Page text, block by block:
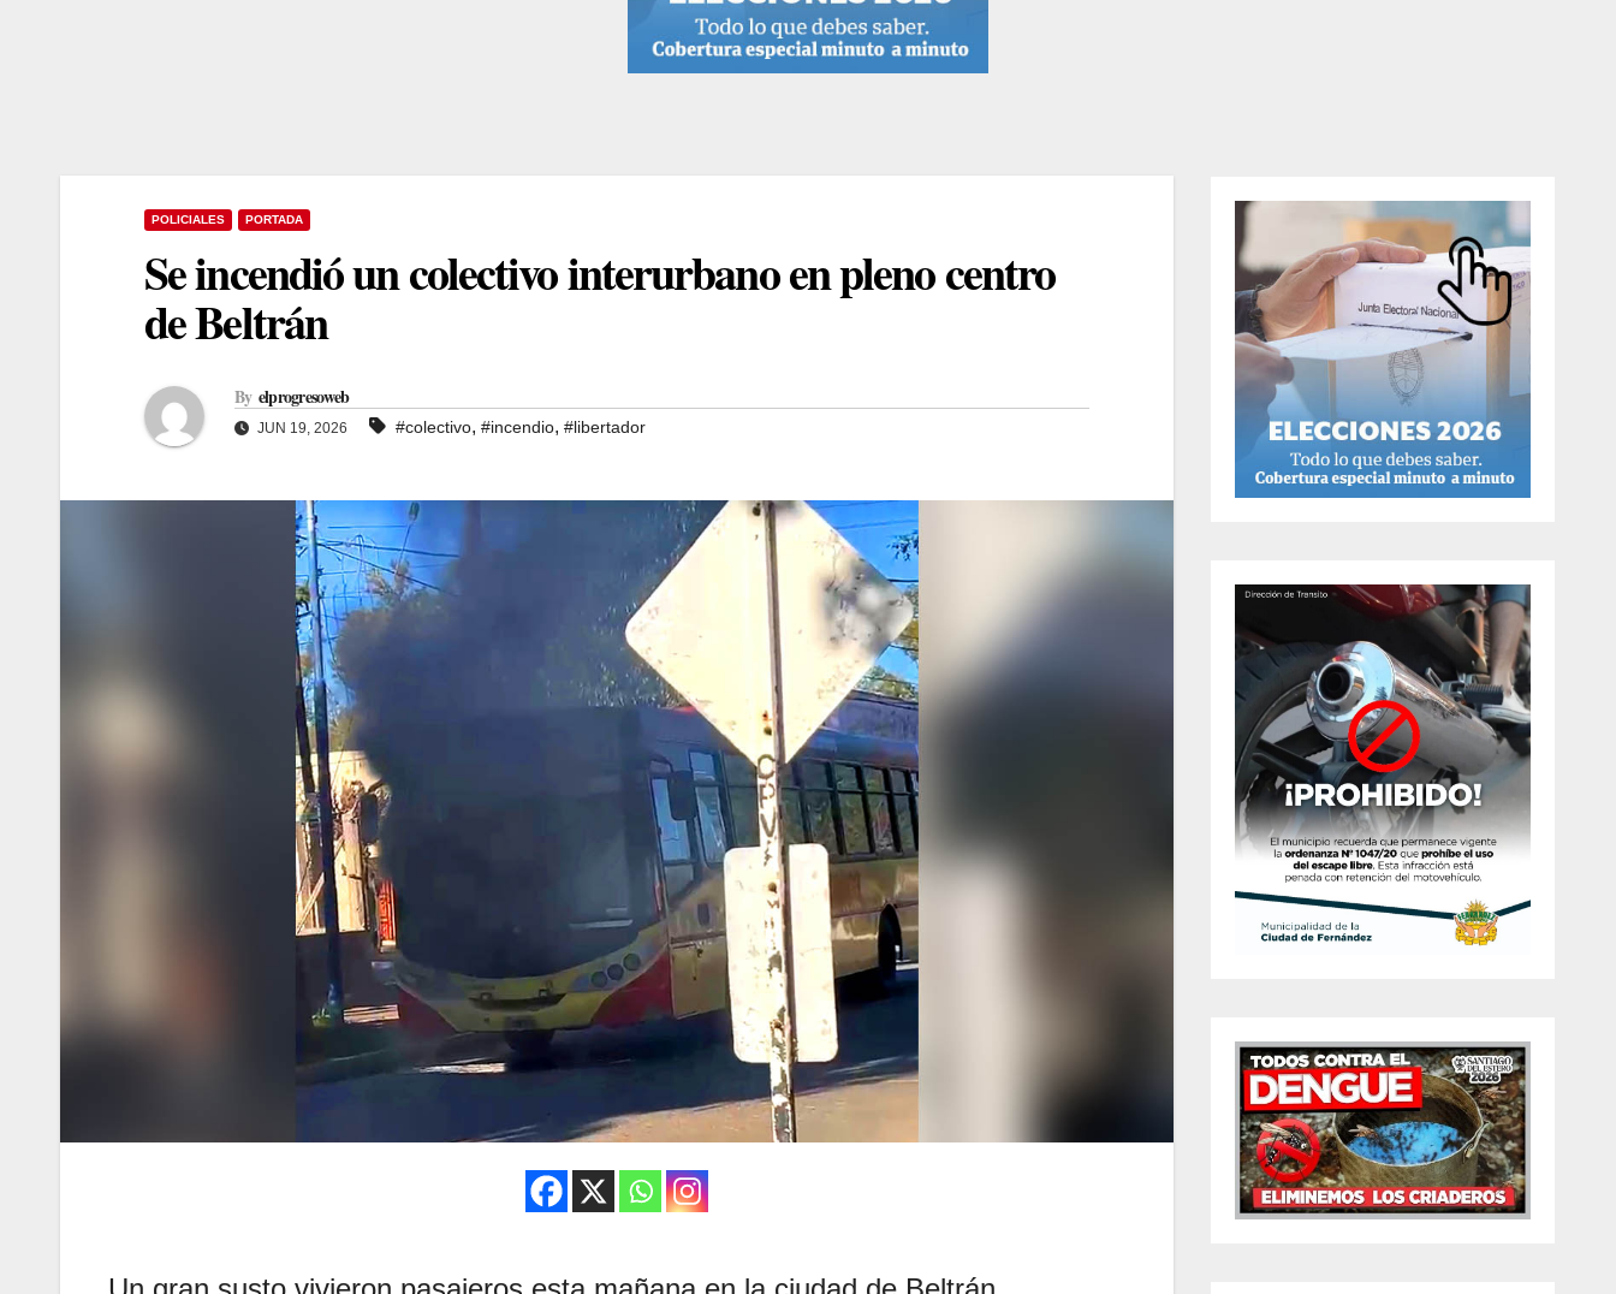
POLICIALES PORTADA
Se incendió un colectivo interurbano en pleno centro
de Beltrán
By elprogresoweb
JUN 19, 2026 #colectivo, #incendio, #libertador